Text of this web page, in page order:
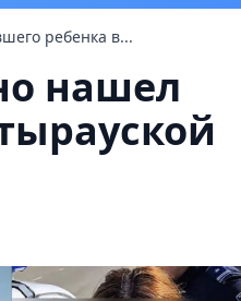
ребенка в...
нашел